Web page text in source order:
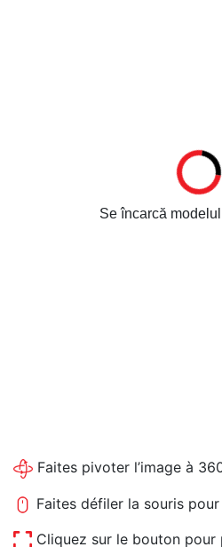
Se încarcă
Faites pivoter l’image à
Faites défiler la souris
Cliquez sur le bouton pour